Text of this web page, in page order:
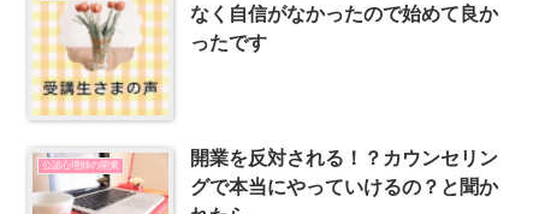
なく自信がなかったので始めて良か
ったです
公認心理師の開業
開業を反対される！？カウンセリン
グで本当にやっていけるの？と聞か